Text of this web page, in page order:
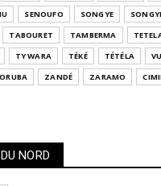
SENOUFO SONGYE
TABOURET TAMBERMA
TY WARA TÉKÉ TÉTÉLA
ZANDÉ ZARAMO
NORD